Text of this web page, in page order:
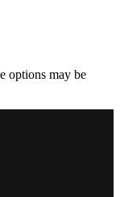
options may be